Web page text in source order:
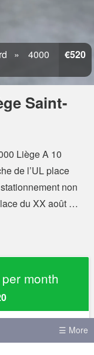
☰ More
4000
€520
Saint-
LiègeA 10
de l’UL place
non
du XX août …
month
month